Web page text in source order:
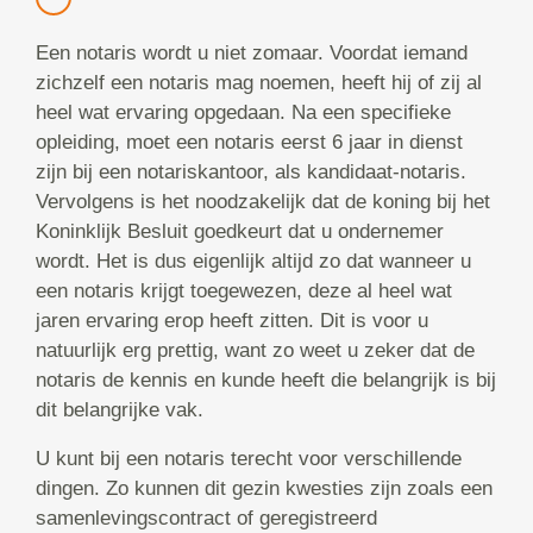
Een notaris wordt u niet zomaar. Voordat iemand
zichzelf een notaris mag noemen, heeft hij of zij al
heel wat ervaring opgedaan. Na een specifieke
opleiding, moet een notaris eerst 6 jaar in dienst
zijn bij een notariskantoor, als kandidaat-notaris.
Vervolgens is het noodzakelijk dat de koning bij het
Koninklijk Besluit goedkeurt dat u ondernemer
wordt. Het is dus eigenlijk altijd zo dat wanneer u
een notaris krijgt toegewezen, deze al heel wat
jaren ervaring erop heeft zitten. Dit is voor u
natuurlijk erg prettig, want zo weet u zeker dat de
notaris de kennis en kunde heeft die belangrijk is bij
dit belangrijke vak.
U kunt bij een notaris terecht voor verschillende
dingen. Zo kunnen dit gezin kwesties zijn zoals een
samenlevingscontract of geregistreerd